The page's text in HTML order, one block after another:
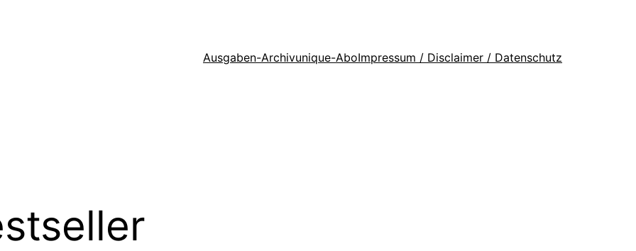
Ausgaben-Archivunique-AboImpressum / Disclaimer / Datenschutz